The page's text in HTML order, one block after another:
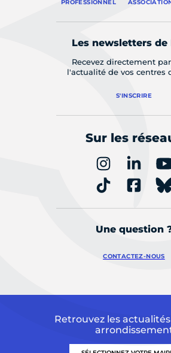
PROFESSIONNEL
Les newsletters de
Recevez directement
l'actualité de vos centres
S'INSCRIRE
Sur les
Une question
CONTACTEZ-NOUS
Retrouvez les